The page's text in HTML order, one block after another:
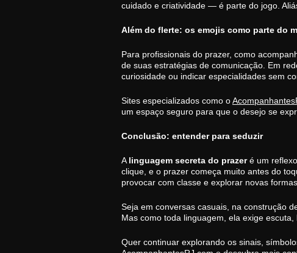
cuidado e criatividade — é parte do jogo.
Além do flerte: os emojis como parte do
Para profissionais do prazer, como
de suas estratégias de comunicação. Em
curiosidade ou indicar especialidades sem
Sites especializados como o
um espaço seguro para que o desejo se
Conclusão: entender para seduzir
A linguagem secreta do prazeré um
clique, e o prazer começa muito antes do
provocar com classe e explorar novas
Seja em conversas casuais, na construção
Mas como toda linguagem, ela exige
Quer continuar explorando os sinais,